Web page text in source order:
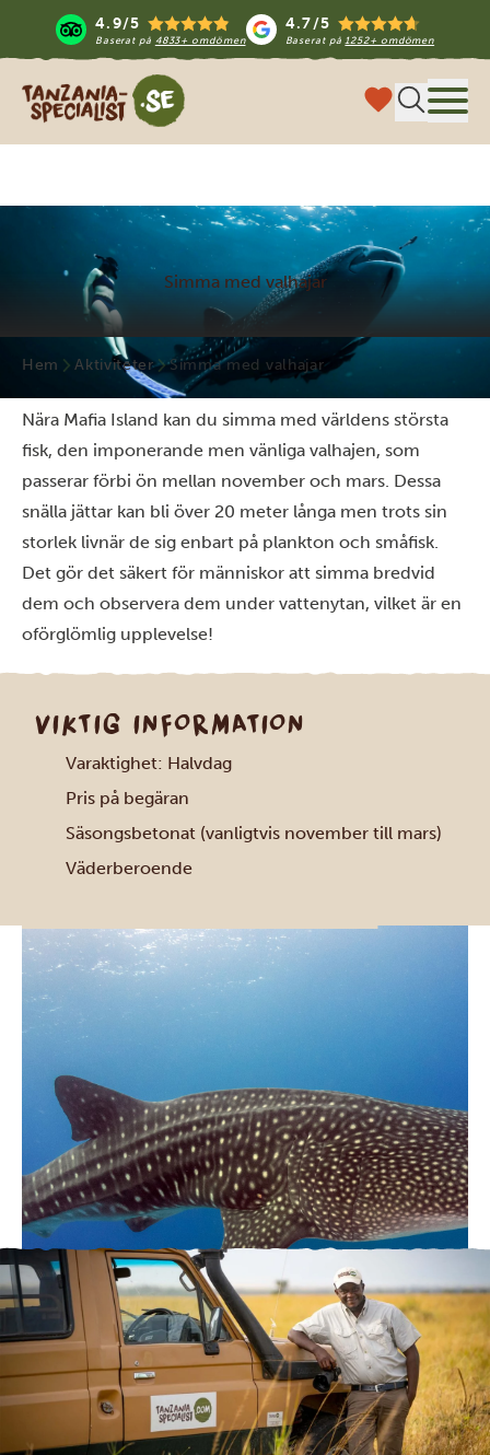
4.9/5
Baserat på 4833+ omdömen
4.7/5
Baserat på1252+ omdömen
Tanzania Specialist
Simma med valhajar
Hem Aktiviteter Simma med valhajar
Nära Mafia Island kan du simma med världens största
fisk, den imponerande men vänliga valhajen, som
passerar förbi ön mellan november och mars. Dessa
snälla jättar kan bli över 20 meter långa men trots sin
storlek livnär de sig enbart på plankton och småfisk.
Det gör det säkert för människor att simma bredvid
dem och observera dem under vattenytan, vilket är en
oförglömlig upplevelse!
VIKTIG INFORMATION
Varaktighet: Halvdag
Pris på begäran
Säsongsbetonat (vanligtvis november till mars)
Väderberoende